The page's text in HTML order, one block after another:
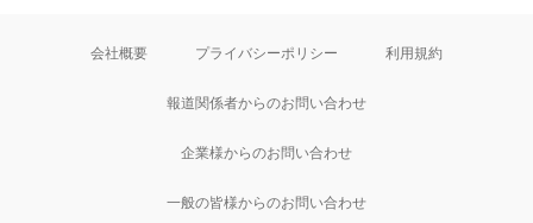
会社概要 プライバシーポリシー 利用規約
報道関係者からのお問い合わせ
企業様からのお問い合わせ
一般の皆様からのお問い合わせ